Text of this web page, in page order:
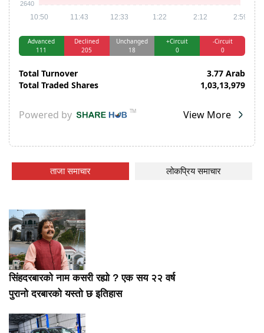
ताजा समाचार लोकप्रिय समाचार
सिंहदरबारको नाम कसरी रह्यो ? एक सय २२ वर्ष
पुरानो दरबारको यस्तो छ इतिहास